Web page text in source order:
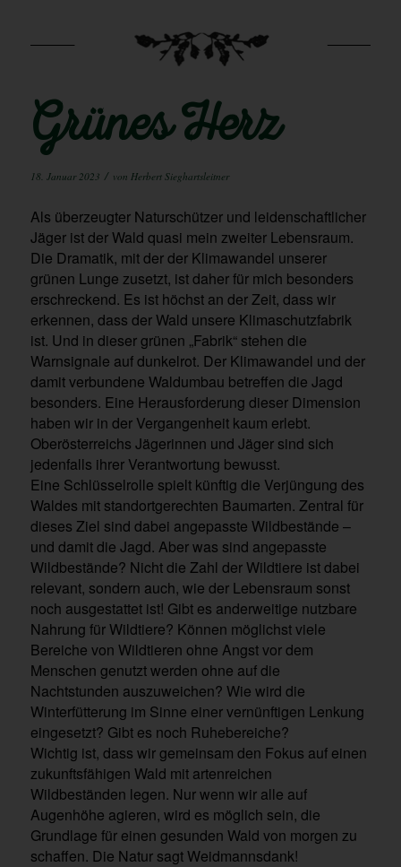
Grünes Herz
18. Januar 2023 / von Herbert Sieghartsleitner
Als überzeugter Naturschützer und leidenschaftlicher
Jäger ist der Wald quasi mein zweiter Lebensraum.
Die Dramatik, mit der der Klimawandel unserer
grünen Lunge zusetzt, ist daher für mich besonders
erschreckend. Es ist höchst an der Zeit, dass wir
erkennen, dass der Wald unsere Klimaschutzfabrik
ist. Und in dieser grünen „Fabrik“ stehen die
Warnsignale auf dunkelrot. Der Klimawandel und der
damit verbundene Waldumbau betreffen die Jagd
besonders. Eine Herausforderung dieser Dimension
haben wir in der Vergangenheit kaum erlebt.
Oberösterreichs Jägerinnen und Jäger sind sich
jedenfalls ihrer Verantwortung bewusst.
Eine Schlüsselrolle spielt künftig die Verjüngung des
Waldes mit standortgerechten Baumarten. Zentral für
dieses Ziel sind dabei angepasste Wildbestände –
und damit die Jagd. Aber was sind angepasste
Wildbestände? Nicht die Zahl der Wildtiere ist dabei
relevant, sondern auch, wie der Lebensraum sonst
noch ausgestattet ist! Gibt es anderweitige nutzbare
Nahrung für Wildtiere? Können möglichst viele
Bereiche von Wildtieren ohne Angst vor dem
Menschen genutzt werden ohne auf die
Nachtstunden auszuweichen? Wie wird die
Winterfütterung im Sinne einer vernünftigen Lenkung
eingesetzt? Gibt es noch Ruhebereiche?
Wichtig ist, dass wir gemeinsam den Fokus auf einen
zukunftsfähigen Wald mit artenreichen
Wildbeständen legen. Nur wenn wir alle auf
Augenhöhe agieren, wird es möglich sein, die
Grundlage für einen gesunden Wald von morgen zu
schaffen. Die Natur sagt Weidmannsdank!